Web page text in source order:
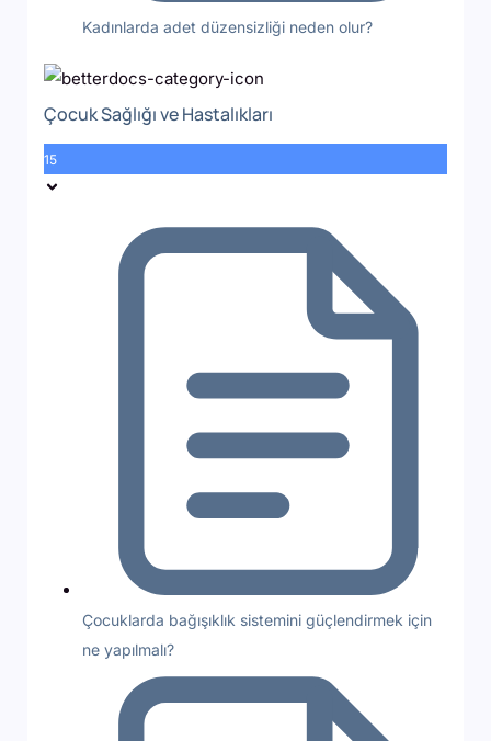
Kadınlarda adet düzensizliği neden olur?
Çocuk Sağlığı ve Hastalıkları
15
Çocuklarda bağışıklık sistemini güçlendirmek için
ne yapılmalı?